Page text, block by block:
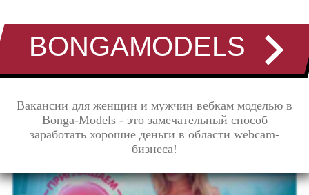
BONGAMODELS
Вакансии для женщин и мужчин вебкам моделью в
Bonga-Models - это замечательный способ
заработать хорошие деньги в области webcam-
бизнеса!